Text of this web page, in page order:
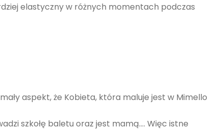
elastyczny w różnych momentach podczas
aspekt, że Kobieta, która maluje jest w Mimello
szkołę baletu oraz jest mamą…. Więc istne